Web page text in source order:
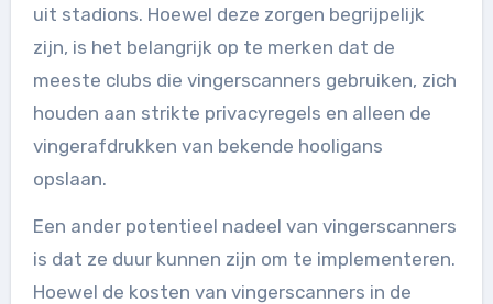
uit stadions. Hoewel deze zorgen begrijpelijk
zijn, is het belangrijk op te merken dat de
meeste clubs die vingerscanners gebruiken, zich
houden aan strikte privacyregels en alleen de
vingerafdrukken van bekende hooligans
opslaan.
Een ander potentieel nadeel van vingerscanners
is dat ze duur kunnen zijn om te implementeren.
Hoewel de kosten van vingerscanners in de